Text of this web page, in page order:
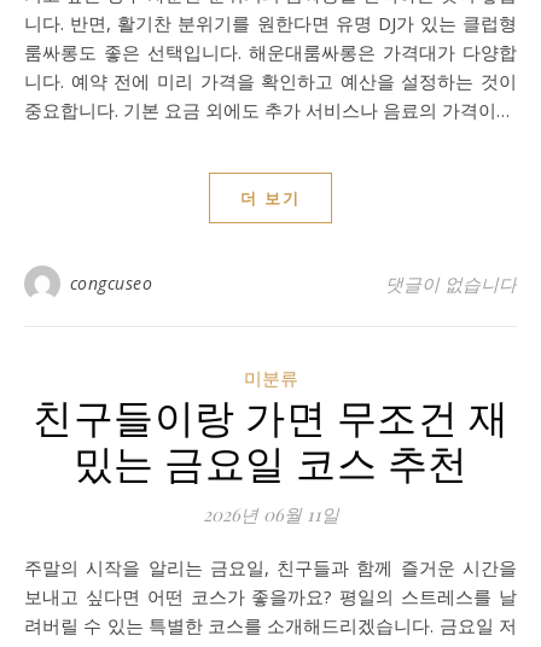
니다. 반면, 활기찬 분위기를 원한다면 유명 DJ가 있는 클럽형
룸싸롱도 좋은 선택입니다. 해운대룸싸롱은 가격대가 다양합
니다. 예약 전에 미리 가격을 확인하고 예산을 설정하는 것이
중요합니다. 기본 요금 외에도 추가 서비스나 음료의 가격이…
더 보기
congcuseo 댓글이 없습니다
미분류
친구들이랑 가면 무조건 재
밌는 금요일 코스 추천
2026년 06월 11일
주말의 시작을 알리는 금요일, 친구들과 함께 즐거운 시간을
보내고 싶다면 어떤 코스가 좋을까요? 평일의 스트레스를 날
려버릴 수 있는 특별한 코스를 소개해드리겠습니다. 금요일 저